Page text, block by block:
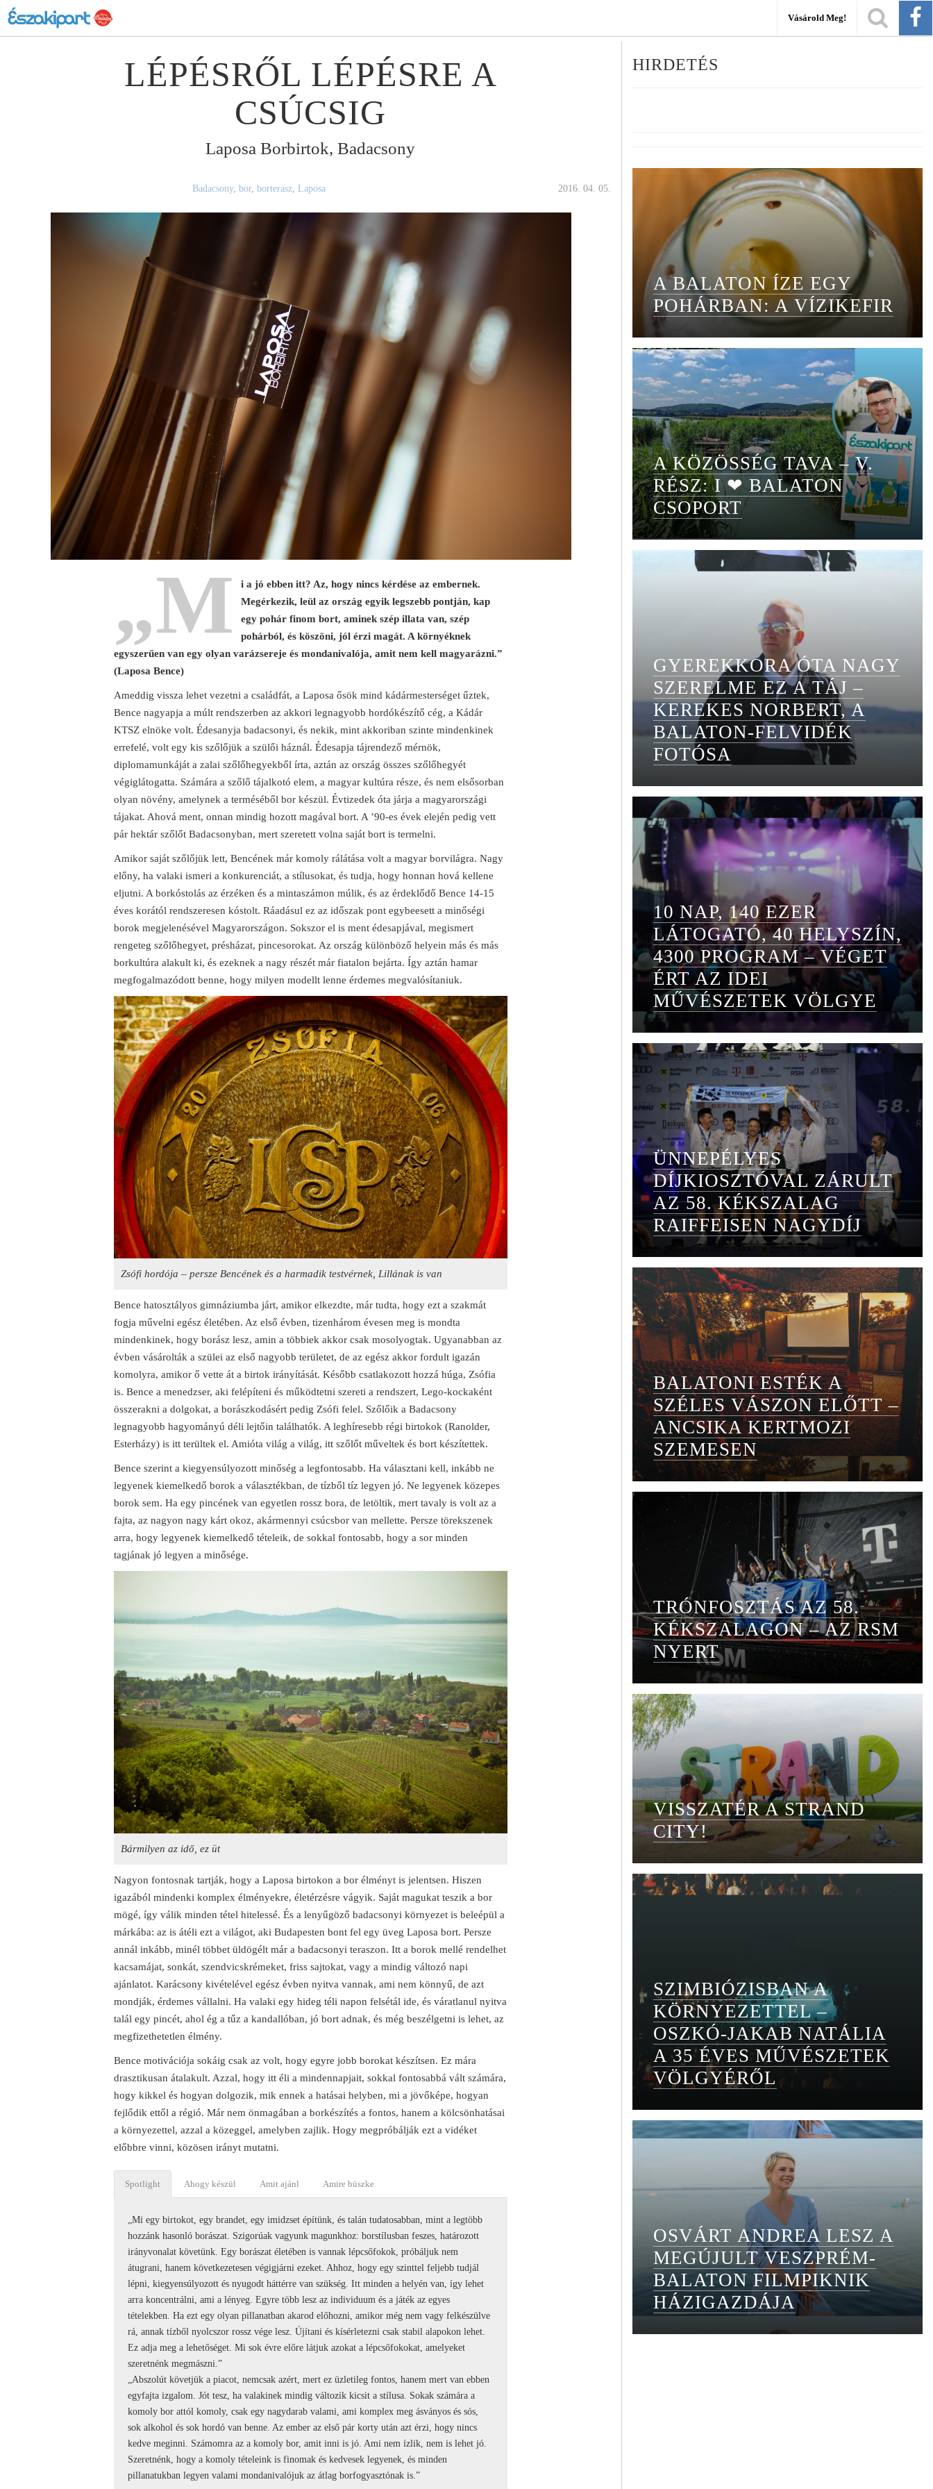
Vásárold Meg!
LÉPÉSRŐL LÉPÉSRE A
CSÚCSIG
Laposa Borbirtok, Badacsony
Badacsony, bor, borterasz, Laposa 2016. 04. 05.
„M
i a jó ebben itt? Az, hogy nincs kérdése az embernek.
Megérkezik, leül az ország egyik legszebb pontján, kap
egy pohár finom bort, aminek szép illata van, szép
pohárból, és köszöni, jól érzi magát. A környéknek
egyszerűen van egy olyan varázsereje és mondanivalója, amit nem kell magyarázni.”
(Laposa Bence)
Ameddig vissza lehet vezetni a családfát, a Laposa ősök mind kádármesterséget űztek,
Bence nagyapja a múlt rendszerben az akkori legnagyobb hordókészítő cég, a Kádár
KTSZ elnöke volt. Édesanyja badacsonyi, és nekik, mint akkoriban szinte mindenkinek
errefelé, volt egy kis szőlőjük a szülői háznál. Édesapja tájrendező mérnök,
diplomamunkáját a zalai szőlőhegyekből írta, aztán az ország összes szőlőhegyét
végiglátogatta. Számára a szőlő tájalkotó elem, a magyar kultúra része, és nem elsősorban
olyan növény, amelynek a terméséből bor készül. Évtizedek óta járja a magyarországi
tájakat. Ahová ment, onnan mindig hozott magával bort. A ’90-es évek elején pedig vett
pár hektár szőlőt Badacsonyban, mert szeretett volna saját bort is termelni.
Amikor saját szőlőjük lett, Bencének már komoly rálátása volt a magyar borvilágra. Nagy
előny, ha valaki ismeri a konkurenciát, a stílusokat, és tudja, hogy honnan hová kellene
eljutni. A borkóstolás az érzéken és a mintaszámon múlik, és az érdeklődő Bence 14-15
éves korától rendszeresen kóstolt. Ráadásul ez az időszak pont egybeesett a minőségi
borok megjelenésével Magyarországon. Sokszor el is ment édesapjával, megismert
rengeteg szőlőhegyet, présházat, pincesorokat. Az ország különböző helyein más és más
borkultúra alakult ki, és ezeknek a nagy részét már fiatalon bejárta. Így aztán hamar
megfogalmazódott benne, hogy milyen modellt lenne érdemes megvalósítaniuk.
Zsófi hordója – persze Bencének és a harmadik testvérnek, Lillának is van
Bence hatosztályos gimnáziumba járt, amikor elkezdte, már tudta, hogy ezt a szakmát
fogja művelni egész életében. Az első évben, tizenhárom évesen meg is mondta
mindenkinek, hogy borász lesz, amin a többiek akkor csak mosolyogtak. Ugyanabban az
évben vásárolták a szülei az első nagyobb területet, de az egész akkor fordult igazán
komolyra, amikor ő vette át a birtok irányítását. Később csatlakozott hozzá húga, Zsófia
is. Bence a menedzser, aki felépíteni és működtetni szereti a rendszert, Lego-kockaként
összerakni a dolgokat, a borászkodásért pedig Zsófi felel. Szőlőik a Badacsony
legnagyobb hagyományú déli lejtőin találhatók. A leghíresebb régi birtokok (Ranolder,
Esterházy) is itt terültek el. Amióta világ a világ, itt szőlőt műveltek és bort készítettek.
Bence szerint a kiegyensúlyozott minőség a legfontosabb. Ha választani kell, inkább ne
legyenek kiemelkedő borok a választékban, de tízből tíz legyen jó. Ne legyenek közepes
borok sem. Ha egy pincének van egyetlen rossz bora, de letöltik, mert tavaly is volt az a
fajta, az nagyon nagy kárt okoz, akármennyi csúcsbor van mellette. Persze törekszenek
arra, hogy legyenek kiemelkedő tételeik, de sokkal fontosabb, hogy a sor minden
tagjának jó legyen a minősége.
Bármilyen az idő, ez üt
Nagyon fontosnak tartják, hogy a Laposa birtokon a bor élményt is jelentsen. Hiszen
igazából mindenki komplex élményekre, életérzésre vágyik. Saját magukat teszik a bor
mögé, így válik minden tétel hitelessé. És a lenyűgöző badacsonyi környezet is beleépül a
márkába: az is átéli ezt a világot, aki Budapesten bont fel egy üveg Laposa bort. Persze
annál inkább, minél többet üldögélt már a badacsonyi teraszon. Itt a borok mellé rendelhet
kacsamájat, sonkát, szendvicskrémeket, friss sajtokat, vagy a mindig változó napi
ajánlatot. Karácsony kivételével egész évben nyitva vannak, ami nem könnyű, de azt
mondják, érdemes vállalni. Ha valaki egy hideg téli napon felsétál ide, és váratlanul nyitva
talál egy pincét, ahol ég a tűz a kandallóban, jó bort adnak, és még beszélgetni is lehet, az
megfizethetetlen élmény.
Bence motivációja sokáig csak az volt, hogy egyre jobb borokat készítsen. Ez mára
drasztikusan átalakult. Azzal, hogy itt éli a mindennapjait, sokkal fontosabbá vált számára,
hogy kikkel és hogyan dolgozik, mik ennek a hatásai helyben, mi a jövőképe, hogyan
fejlődik ettől a régió. Már nem önmagában a borkészítés a fontos, hanem a kölcsönhatásai
a környezettel, azzal a közeggel, amelyben zajlik. Hogy megpróbálják ezt a vidéket
előbbre vinni, közösen irányt mutatni.
Spotlight Ahogy készül Amit ajánl Amire büszke
„Mi egy birtokot, egy brandet, egy imidzset építünk, és talán tudatosabban, mint a legtöbb
hozzánk hasonló borászat. Szigorúak vagyunk magunkhoz: borstílusban feszes, határozott
irányvonalat követünk. Egy borászat életében is vannak lépcsőfokok, próbáljuk nem
átugrani, hanem következetesen végigjárni ezeket. Ahhoz, hogy egy szinttel feljebb tudjál
lépni, kiegyensúlyozott és nyugodt háttérre van szükség. Itt minden a helyén van, így lehet
arra koncentrálni, ami a lényeg. Egyre több lesz az individuum és a játék az egyes
tételekben. Ha ezt egy olyan pillanatban akarod előhozni, amikor még nem vagy felkészülve
rá, annak tízből nyolcszor rossz vége lesz. Újítani és kísérletezni csak stabil alapokon lehet.
Ez adja meg a lehetőséget. Mi sok évre előre látjuk azokat a lépcsőfokokat, amelyeket
szeretnénk megmászni.”
„Abszolút követjük a piacot, nemcsak azért, mert ez üzletileg fontos, hanem mert van ebben
egyfajta izgalom. Jót tesz, ha valakinek mindig változik kicsit a stílusa. Sokak számára a
komoly bor attól komoly, csak egy nagydarab valami, ami komplex meg ásványos és sós,
sok alkohol és sok hordó van benne. Az ember az első pár korty után azt érzi, hogy nincs
kedve meginni. Számomra az a komoly bor, amit inni is jó. Ami nem ízlik, nem is lehet jó.
Szeretnénk, hogy a komoly tételeink is finomak és kedvesek legyenek, és minden
pillanatukban legyen valami mondanivalójuk az átlag borfogyasztónak is.”
HIRDETÉS
A BALATON ÍZE EGY
POHÁRBAN: A VÍZIKEFIR
A KÖZÖSSÉG TAVA – V.
RÉSZ: I ❤ BALATON
CSOPORT
GYEREKKORA ÓTA NAGY
SZERELME EZ A TÁJ –
KEREKES NORBERT, A
BALATON-FELVIDÉK
FOTÓSA
10 NAP, 140 EZER
LÁTOGATÓ, 40 HELYSZÍN,
4300 PROGRAM – VÉGET
ÉRT AZ IDEI
MŰVÉSZETEK VÖLGYE
ÜNNEPÉLYES
DÍJKIOSZTÓVAL ZÁRULT
AZ 58. KÉKSZALAG
RAIFFEISEN NAGYDÍJ
BALATONI ESTÉK A
SZÉLES VÁSZON ELŐTT –
ANCSIKA KERTMOZI
SZEMESEN
TRÓNFOSZTÁS AZ 58.
KÉKSZALAGON – AZ RSM
NYERT
VISSZATÉR A STRAND
CITY!
SZIMBIÓZISBAN A
KÖRNYEZETTEL –
OSZKÓ-JAKAB NATÁLIA
A 35 ÉVES MŰVÉSZETEK
VÖLGYÉRŐL
OSVÁRT ANDREA LESZ A
MEGÚJULT VESZPRÉM-
BALATON FILMPIKNIK
HÁZIGAZDÁJA